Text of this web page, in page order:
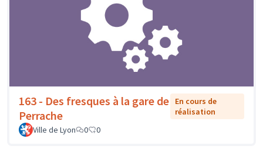
163 - Des fresques à la gare de
Perrache
En cours de
réalisation
Ville de Lyon
0 0